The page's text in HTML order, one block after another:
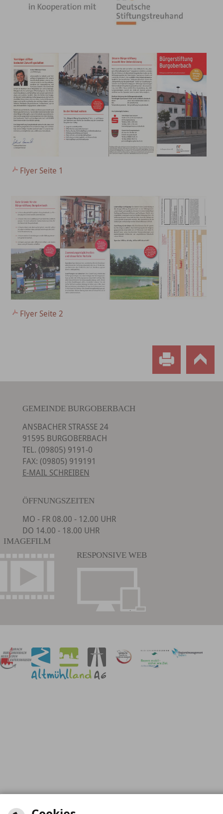
Flyer Seite 1
Flyer Seite 2
GEMEINDE BURGOBERBACH
ANSBACHER STRASSE 24
91595 BURGOBERBACH
TEL. (09805) 9191-0
FAX: (09805) 919191
E-MAIL SCHREIBEN
ÖFFNUNGSZEITEN
MO - FR 08.00 - 12.00 UHR
DO 14.00 - 18.00 UHR
IMAGEFILM
RESPONSIVE WEB